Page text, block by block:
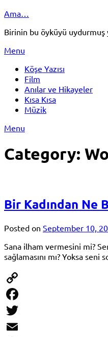
Skip
content
Ama…
Birinin bu öyküyü
Menu
Köşe Yazısı
Film
Anılar ve Hikayeler
Kısa Kısa
Müzik
Menu
Category:
Bir Kadından Ne
Posted on September 10,
Sana ilham vermesini mi?
sağlamasını mı? Yoksa
Copy
Link
Facebook
Twitter